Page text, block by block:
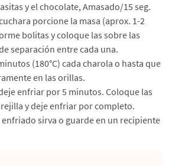
y el chocolate, Amasado/15 seg.
porcione la masa (aprox. 1-2
bolitas y coloque las sobre las
separación entre cada una.
(180°C) cada charola o hasta que
en las orillas.
enfriar por 5 minutos. Coloque las
y deje enfriar por completo.
enfriado sirva o guarde en un recipiente